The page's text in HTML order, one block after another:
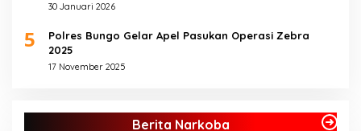
30 Januari 2026
5
Polres Bungo Gelar Apel Pasukan Operasi Zebra
2025
17 November 2025
Berita Narkoba